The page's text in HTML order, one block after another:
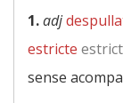
1.adj
estricte
sense